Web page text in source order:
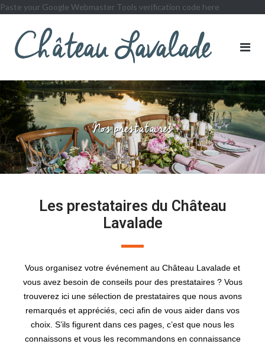
Paste your Google Webmaster Tools verification code here
Les prestataires du Château
Lavalade
Vous organisez votre événement au Château Lavalade et
vous avez besoin de conseils pour des prestataires ? Vous
trouverez ici une sélection de prestataires que nous avons
remarqués et appréciés, ceci afin de vous aider dans vos
choix. S’ils figurent dans ces pages, c’est que nous les
connaissons et vous les recommandons en connaissance